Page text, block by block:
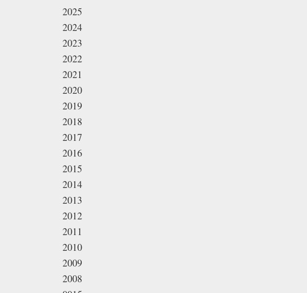
2025
2024
2023
2022
2021
2020
2019
2018
2017
2016
2015
2014
2013
2012
2011
2010
2009
2008